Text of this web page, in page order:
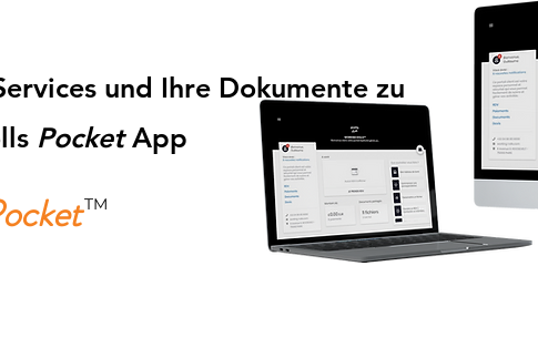
und Ihre Dokumente zu
PocketApp
TM Téléchargez-là gratuitement maintenant !